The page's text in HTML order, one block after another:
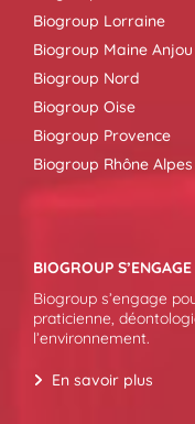
Biogroup Lorraine
Biogroup Maine Anjou
Biogroup Nord
Biogroup Oise
Biogroup Provence
Biogroup Rhône Alpes
BIOGROUP S’ENGAGE
Biogroup s’engage
praticienne,
l’environnement.
En savoir plus